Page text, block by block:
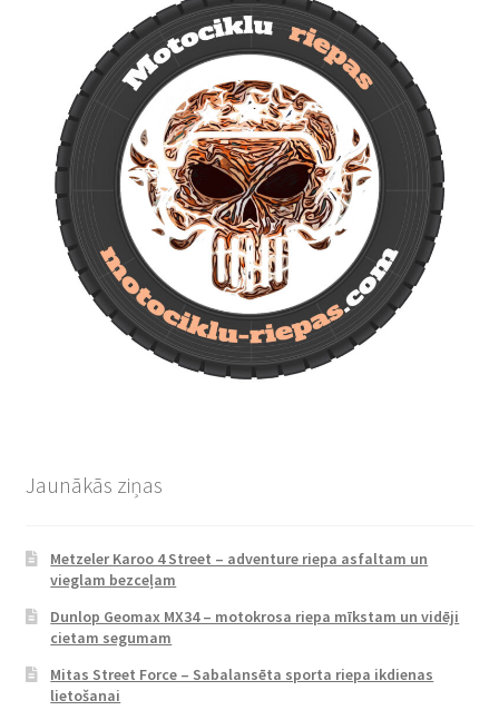
Jaunākās ziņas
Metzeler Karoo 4 Street – adventure riepa asfaltam un
vieglam bezceļam
Dunlop Geomax MX34 – motokrosa riepa mīkstam un vidēji
cietam segumam
Mitas Street Force – Sabalansēta sporta riepa ikdienas
lietošanai